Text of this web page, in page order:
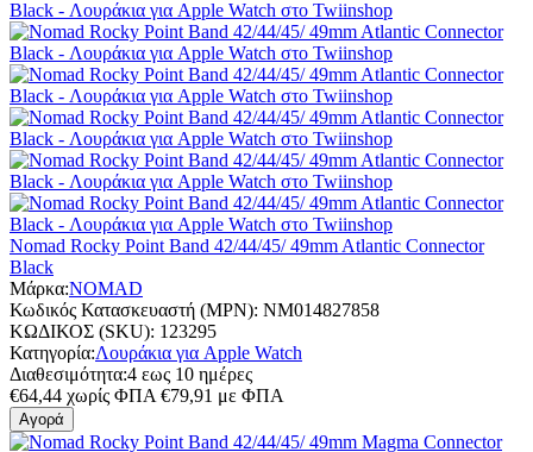
Nomad Rocky Point Band 42/44/45/ 49mm Atlantic Connector
Black
Μάρκα:NOMAD
Κωδικός Κατασκευαστή (MPN): NM014827858
ΚΩΔΙΚΟΣ (SKU): 123295
Κατηγορία:Λουράκια για Apple Watch
Διαθεσιμότητα:4 εως 10 ημέρες
€64,44 χωρίς ΦΠΑ €79,91 με ΦΠΑ
Αγορά